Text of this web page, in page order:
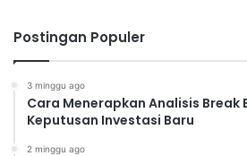
Postingan Populer
3 minggu ago
Cara Menerapkan Analisis Break
Keputusan Investasi Baru
2 minggu ago